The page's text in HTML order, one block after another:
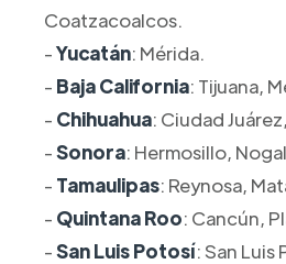
Coatzacoalcos.
-Yucatán: Mérida.
- Baja California: Tijuana,
- Chihuahua: Ciudad
-Sonora: Hermosillo,
- Tamaulipas: Reynosa,
- Quintana Roo: Cancún,
-San Luis Potosí: San Luis